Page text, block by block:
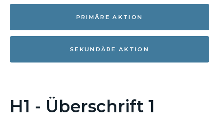
PRIMÄRE AKTION
SEKUNDÄRE AKTION
H1 - Überschrift 1